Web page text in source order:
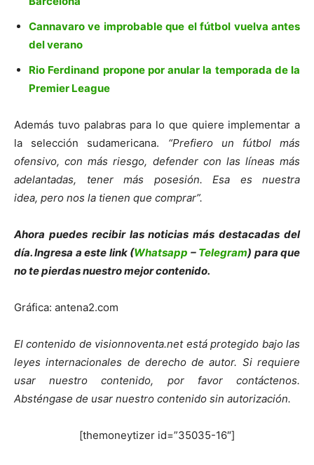
Cannavaro ve improbable que el fútbol vuelva antes
del verano
Rio Ferdinand propone por anular la temporada de la
Premier League
Además tuvo palabras para lo que quiere implementar a
la selección sudamericana. “Prefiero un fútbol más
ofensivo, con más riesgo, defender con las líneas más
adelantadas, tener más posesión. Esa es nuestra
idea, pero nos la tienen que comprar”.
Ahora puedes recibir las noticias más destacadas del
día. Ingresa a este link (Whatsapp – Telegram) para que
no te pierdas nuestro mejor contenido.
Gráfica: antena2.com
El contenido de visionnoventa.net está protegido bajo las
leyes internacionales de derecho de autor. Si requiere
usar nuestro contenido, por favor contáctenos.
Absténgase de usar nuestro contenido sin autorización.
[themoneytizer id=”35035-16″]